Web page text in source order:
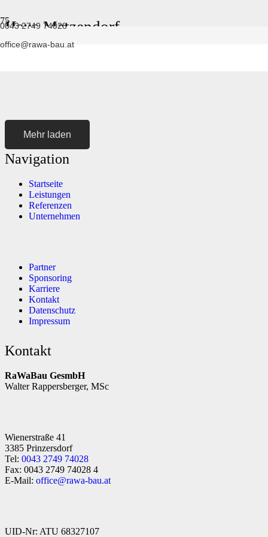
0043 2749 74028
office@rawa-bau.at
Haus Matzendorf
Mehr laden
Navigation
Startseite
Leistungen
Referenzen
Unternehmen
Partner
Sponsoring
Karriere
Kontakt
Datenschutz
Impressum
Kontakt
RaWaBau GesmbH
Walter Rappersberger, MSc
Wienerstraße 41
3385 Prinzersdorf
Tel: 0043 2749 74028
Fax: 0043 2749 74028 4
E-Mail: office@rawa-bau.at
UID-Nr: ATU 68327107